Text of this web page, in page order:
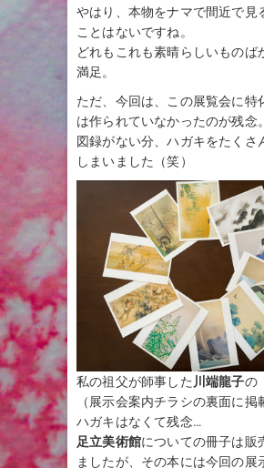
やはり、本物をナマで間近で見
ことはないですね。
どれもこれも素晴らしいものば
満足。
ただ、今回は、この展覧会に特
は作られていなかったのが残念。
図録がない分、ハガキをたくさ
しまいました（笑）
私の祖父が師事した 川端龍子の
（展示会案内チラシの裏面に掲
ハガキはなくて残念…
足立美術館についての冊子は販
ましたが、その本には今回の展